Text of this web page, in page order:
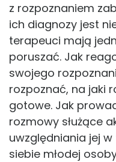
z rozpoznaniem
ich diagnozy jest
terapeuci mają
poruszać. Jak
swojego
rozpoznać, na jaki
gotowe. Jak
rozmowy służące
uwzględniania jej
siebie młodej